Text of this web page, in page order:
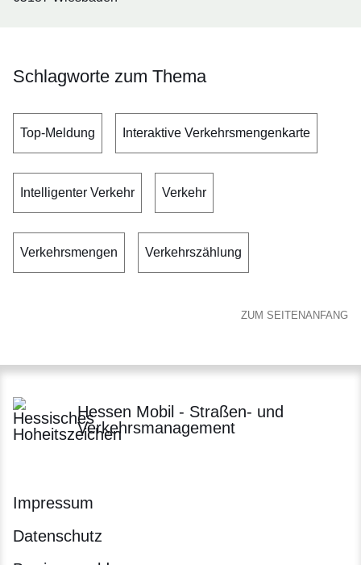
Schlagworte zum Thema
Top-Meldung Interaktive Verkehrsmengenkarte
Intelligenter Verkehr Verkehr
Verkehrsmengen Verkehrszählung
ZUM SEITENANFANG
Hessen Mobil - Straßen- und
Verkehrsmanagement
Impressum
Datenschutz